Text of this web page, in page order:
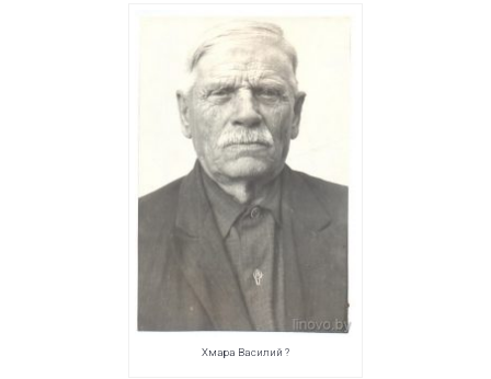
Хмара Василий ?